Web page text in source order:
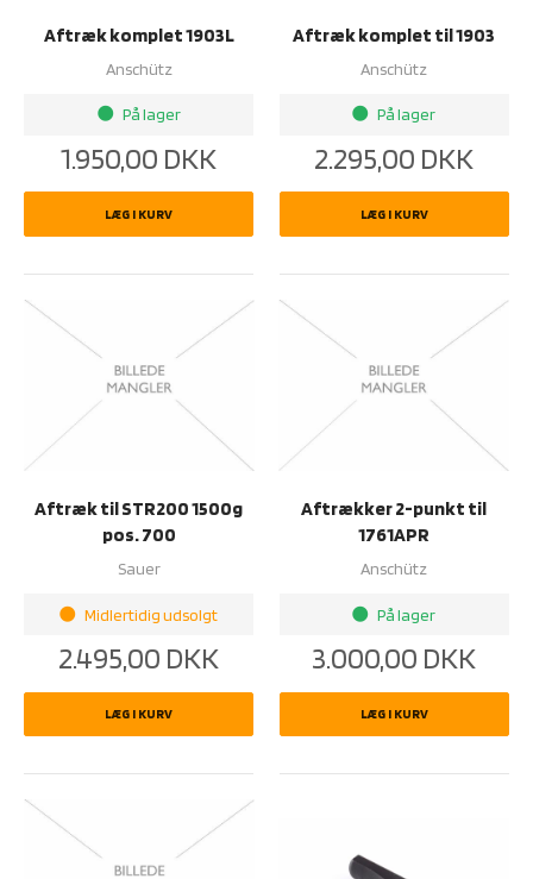
Aftræk komplet 1903L
Anschütz
brightness_1 På lager
1.950,00 DKK
LÆG I KURV
Aftræk komplet til 1903
Anschütz
brightness_1 På lager
2.295,00 DKK
LÆG I KURV
Aftræk til STR200 1500g
pos. 700
Sauer
brightness_1 Midlertidig udsolgt
2.495,00 DKK
LÆG I KURV
Aftrækker 2-punkt til
1761APR
Anschütz
brightness_1 På lager
3.000,00 DKK
LÆG I KURV